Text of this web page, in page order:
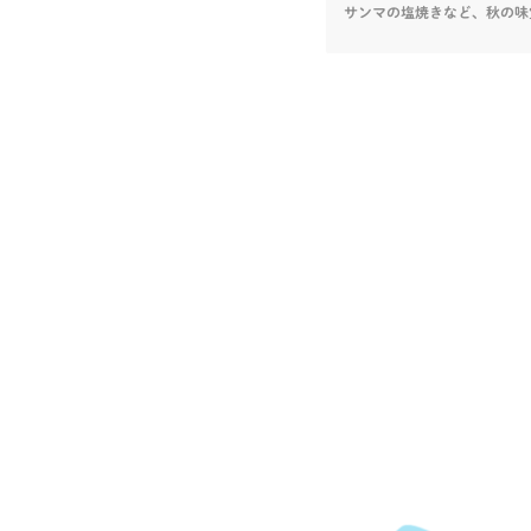
サンマの塩焼きなど、秋の味